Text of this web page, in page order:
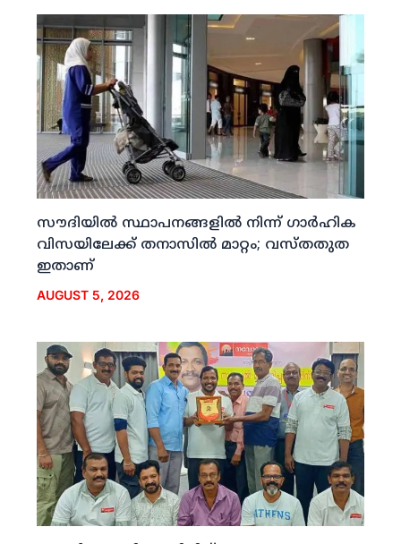
സൗദിയില്‍ സ്ഥാപനങ്ങളില്‍ നിന്ന് ഗാര്‍ഹിക
വിസയിലേക്ക് തനാസില്‍ മാറ്റം; വസ്തതുത
ഇതാണ്
AUGUST 5, 2026